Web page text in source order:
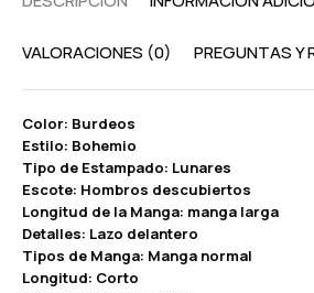
VALORACIONES (0) PREGUNTAS Y
Color: Burdeos
Estilo: Bohemio
Tipo de Estampado: Lunares
Escote: Hombros descubiertos
Longitud de la Manga: manga larga
Detalles: Lazo delantero
Tipos de Manga: Manga normal
Longitud: Corto